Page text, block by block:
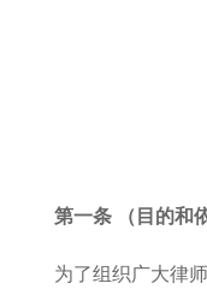
第一条 （目的和
为了组织广大律